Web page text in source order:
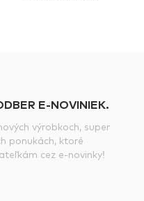
E-NOVINIEK.
výrobkoch, super
ponukách, ktoré
cez e-novinky!